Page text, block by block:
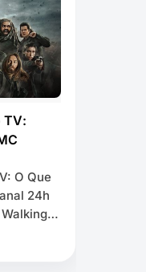
TV:
O Que
24h
de